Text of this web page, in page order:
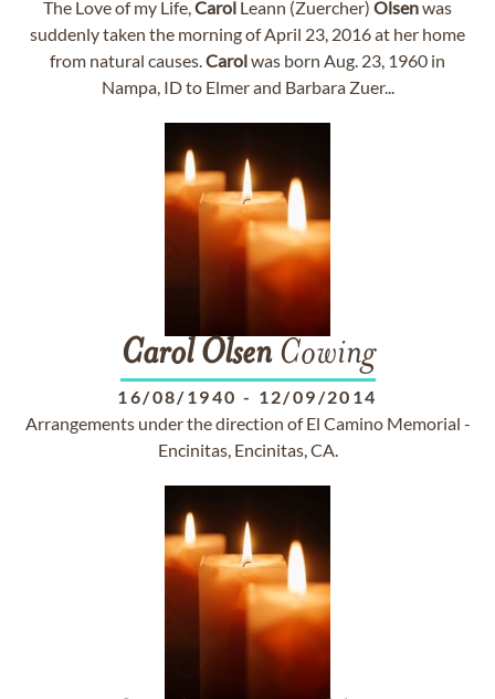
The Love of my Life,Carol Leann (Zuercher) Olsenwas
suddenly taken the morning of April 23, 2016 at her home
from natural causes.Carolwas born Aug. 23, 1960 in
Nampa, ID to Elmer and Barbara Zuer...
Carol OlsenCowing
16/08/1940 - 12/09/2014
Arrangements under the direction of El Camino Memorial -
Encinitas, Encinitas, CA.